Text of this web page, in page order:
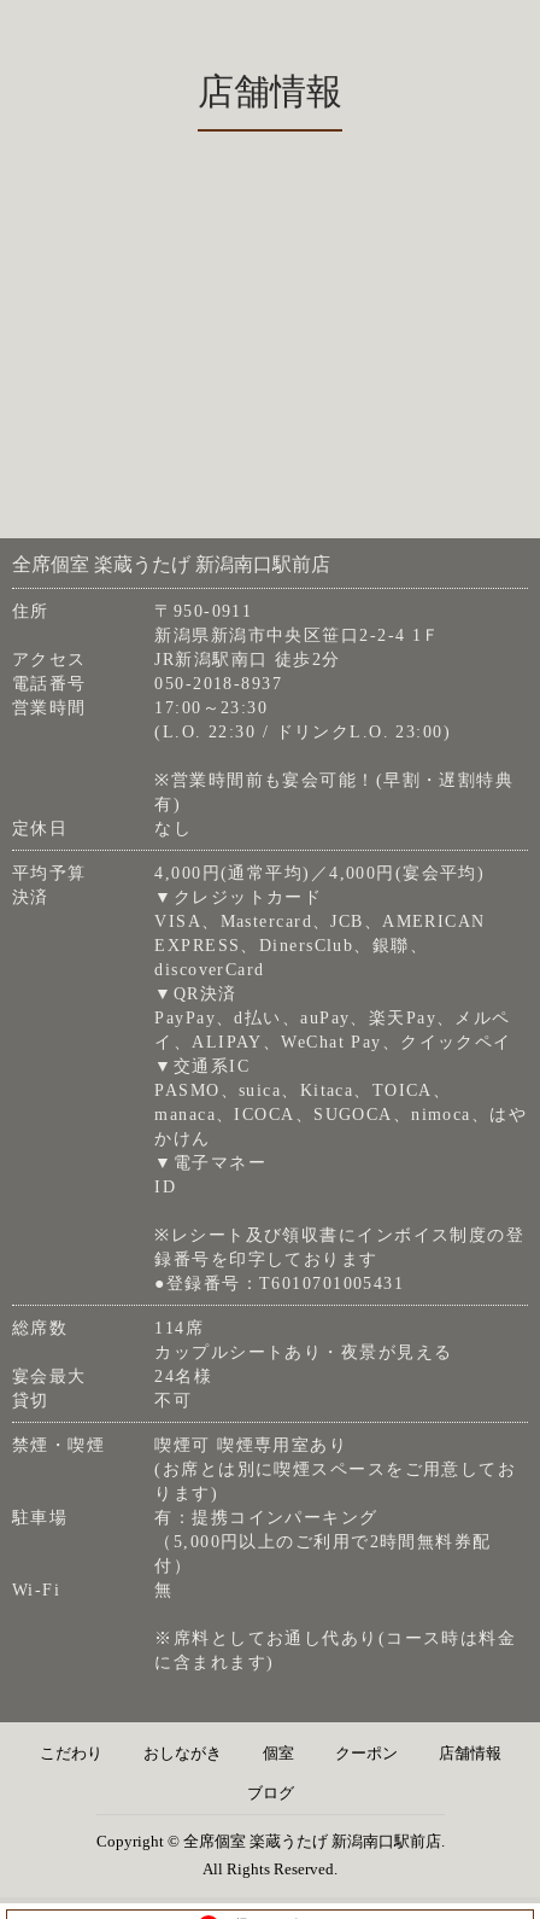
店舗情報
全席個室 楽蔵うたげ 新潟南口駅前店
住所
〒950-0911
新潟県新潟市中央区笹口2-2-4 1Ｆ
アクセス
JR新潟駅南口 徒歩2分
電話番号
050-2018-8937
営業時間
17:00～23:30
(L.O. 22:30 / ドリンクL.O. 23:00)
※営業時間前も宴会可能！(早割・遅割特典
有)
定休日
なし
平均予算
4,000円(通常平均)／4,000円(宴会平均)
決済
▼クレジットカード
VISA、Mastercard、JCB、AMERICAN
EXPRESS、DinersClub、銀聯、
discoverCard
▼QR決済
PayPay、d払い、auPay、楽天Pay、メルペ
イ、ALIPAY、WeChat Pay、クイックペイ
▼交通系IC
PASMO、suica、Kitaca、TOICA、
manaca、ICOCA、SUGOCA、nimoca、はや
かけん
▼電子マネー
ID
※レシート及び領収書にインボイス制度の登
録番号を印字しております
●登録番号：T6010701005431
総席数
114席
カップルシートあり・夜景が見える
宴会最大
24名様
貸切
不可
禁煙・喫煙
喫煙可 喫煙専用室あり
(お席とは別に喫煙スペースをご用意してお
ります)
駐車場
有：提携コインパーキング
（5,000円以上のご利用で2時間無料券配
付）
Wi-Fi
無
※席料としてお通し代あり(コース時は料金
に含まれます)
こだわり おしながき 個室 クーポン 店舗情報
ブログ
Copyright © 全席個室 楽蔵うたげ 新潟南口駅前店.
All Rights Reserved.